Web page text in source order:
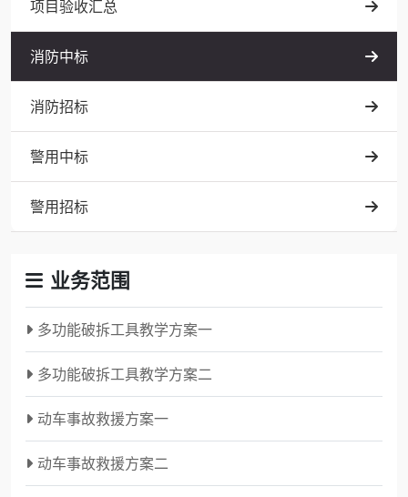
项目验收汇总
消防中标
消防招标
警用中标
警用招标
业务范围
多功能破拆工具教学方案一
多功能破拆工具教学方案二
动车事故救援方案一
动车事故救援方案二